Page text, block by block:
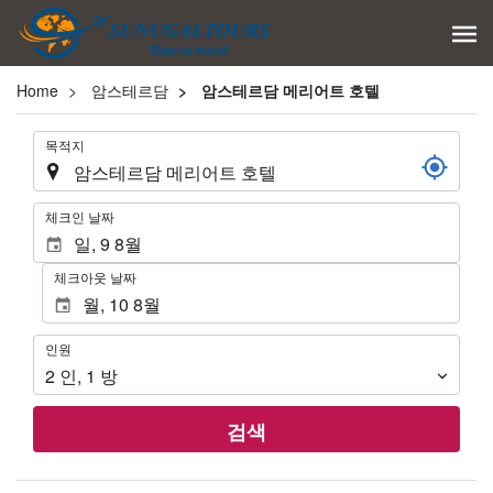
Home 암스테르담 암스테르담 메리어트 호텔
. 목적지
. 체크인 날짜
체크아웃 날짜
인
원
인원
2 인, 1 방
검색